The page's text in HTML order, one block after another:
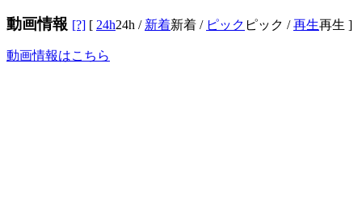
動画情報 [?] [ 24h24h / 新着新着 / ピック ピック /再生再生 ]
動画情報はこちら